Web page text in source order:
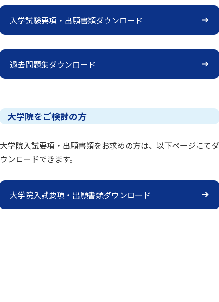
入学試験要項・出願書類ダウンロード
過去問題集ダウンロード
大学院をご検討の方
大学院入試要項・出願書類をお求めの方は、以下ページにてダ
ウンロードできます。
大学院入試要項・出願書類ダウンロード